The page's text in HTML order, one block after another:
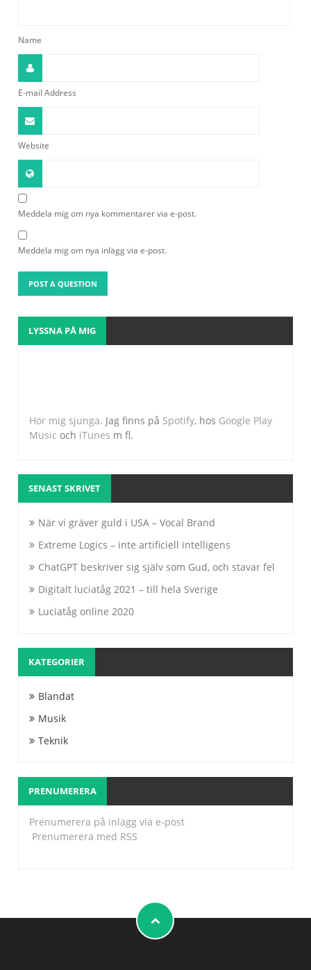
Name
E-mail Address
Website
Meddela mig om nya kommentarer via e-post.
Meddela mig om nya inlägg via e-post.
LYSSNA PÅ MIG
Hör mig sjunga. Jag finns på Spotify, hos Google Play
Music och iTunes m fl.
SENAST SKRIVET
När vi gräver guld i USA – Vocal Brand
Extreme Logics – inte artificiell intelligens
ChatGPT beskriver sig själv som Gud, och stavar fel
Digitalt luciatåg 2021 – till hela Sverige
Luciatåg online 2020
KATEGORIER
Blandat
Musik
Teknik
PRENUMERERA
Prenumerera på inlägg via e-post
Prenumerera med RSS